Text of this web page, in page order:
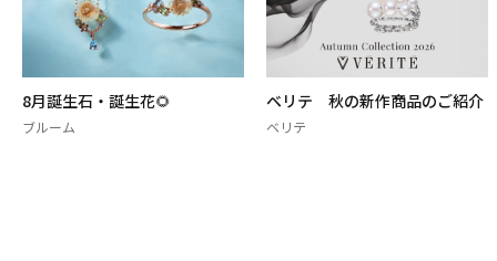
8月誕生石・誕生花🌻
ブルーム
ベリテ 秋の新作商品のご紹介
ベリテ